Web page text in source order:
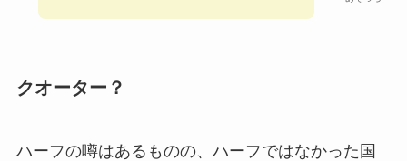
クオーター？
ハーフの噂はあるものの、ハーフではなかった国